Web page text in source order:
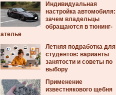
Индивидуальная
настройка автомобиля:
зачем владельцы
обращаются в тюнинг-
ателье
Летняя подработка для
студентов: варианты
занятости и советы по
выбору
Применение
известнякового щебня